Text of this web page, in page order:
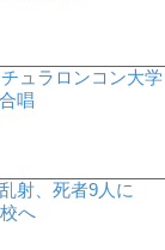
ュラロンコン大学
唱
射、死者9人に
へ